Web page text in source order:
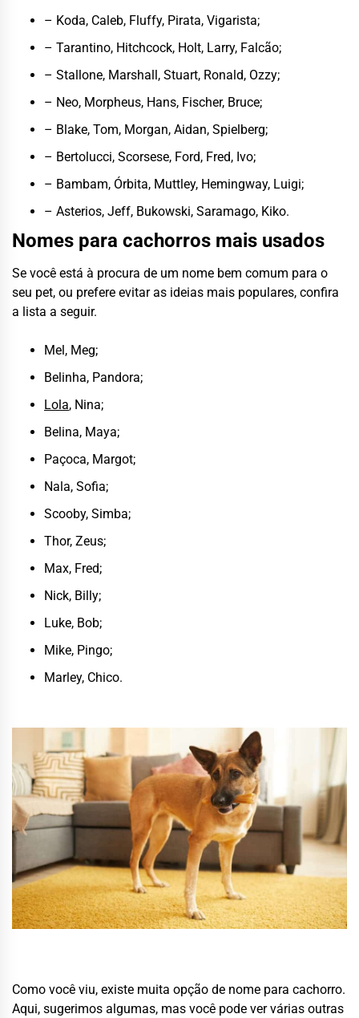
– Koda, Caleb, Fluffy, Pirata, Vigarista;
– Tarantino, Hitchcock, Holt, Larry, Falcão;
– Stallone, Marshall, Stuart, Ronald, Ozzy;
– Neo, Morpheus, Hans, Fischer, Bruce;
– Blake, Tom, Morgan, Aidan, Spielberg;
– Bertolucci, Scorsese, Ford, Fred, Ivo;
– Bambam, Órbita, Muttley, Hemingway, Luigi;
– Asterios, Jeff, Bukowski, Saramago, Kiko.
Nomes para cachorros mais usados
Se você está à procura de um nome bem comum para o
seu pet, ou prefere evitar as ideias mais populares, confira
a lista a seguir.
Mel, Meg;
Belinha, Pandora;
Lola, Nina;
Belina, Maya;
Paçoca, Margot;
Nala, Sofia;
Scooby, Simba;
Thor, Zeus;
Max, Fred;
Nick, Billy;
Luke, Bob;
Mike, Pingo;
Marley, Chico.
Como você viu, existe muita opção de nome para cachorro.
Aqui, sugerimos algumas, mas você pode ver várias outras